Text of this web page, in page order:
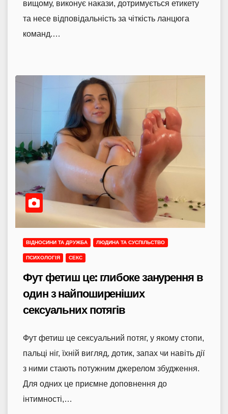
вищому, виконує накази, дотримується етикету
та несе відповідальність за чіткість ланцюга
команд.…
ВІДНОСИНИ ТА ДРУЖБА ЛЮДИНА ТА СУСПІЛЬСТВО
ПСИХОЛОГІЯ СЕКС
Фут фетиш це: глибоке занурення в
один з найпоширеніших
сексуальних потягів
Фут фетиш це сексуальний потяг, у якому стопи,
пальці ніг, їхній вигляд, дотик, запах чи навіть дії
з ними стають потужним джерелом збудження.
Для одних це приємне доповнення до
інтимності,…